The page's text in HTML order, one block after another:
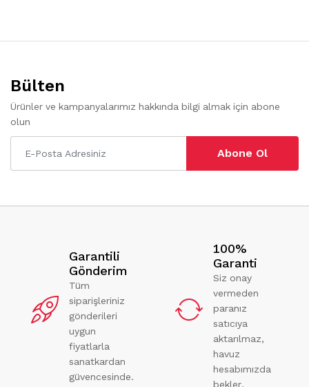
Bülten
Ürünler ve kampanyalarımız hakkında bilgi almak için abone
olun
Abone Ol
Garantili
Gönderim
Tüm
siparişleriniz
gönderileri
uygun
fiyatlarla
sanatkardan
güvencesinde.
100%
Garanti
Siz onay
vermeden
paranız
satıcıya
aktarılmaz,
havuz
hesabımızda
bekler.